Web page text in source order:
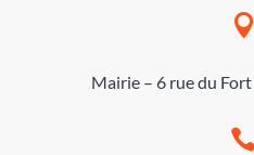

Mairie – 6 rue du
